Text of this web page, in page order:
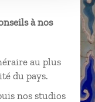
à nos
au plus
du pays.
nos studios